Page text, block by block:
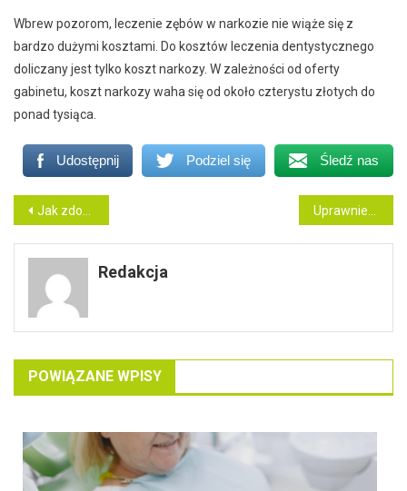
Wbrew pozorom, leczenie zębów w narkozie nie wiąże się z
bardzo dużymi kosztami. Do kosztów leczenia dentystycznego
doliczany jest tylko koszt narkozy. W zależności od oferty
gabinetu, koszt narkozy waha się od około czterystu złotych do
ponad tysiąca.
Udostępnij Podziel się Śledź nas
Nawigacja
wpisu
Jak zdobyć uprawnienia SEP? Uprawnienia sep
Redakcja
POWIĄZANE WPISY